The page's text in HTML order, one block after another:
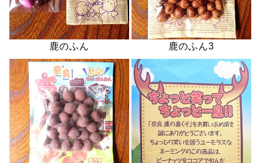
鹿のふん 鹿のふん3